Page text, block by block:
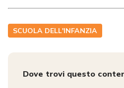
SCUOLA DELL'INFANZIA
Dove trovi questo